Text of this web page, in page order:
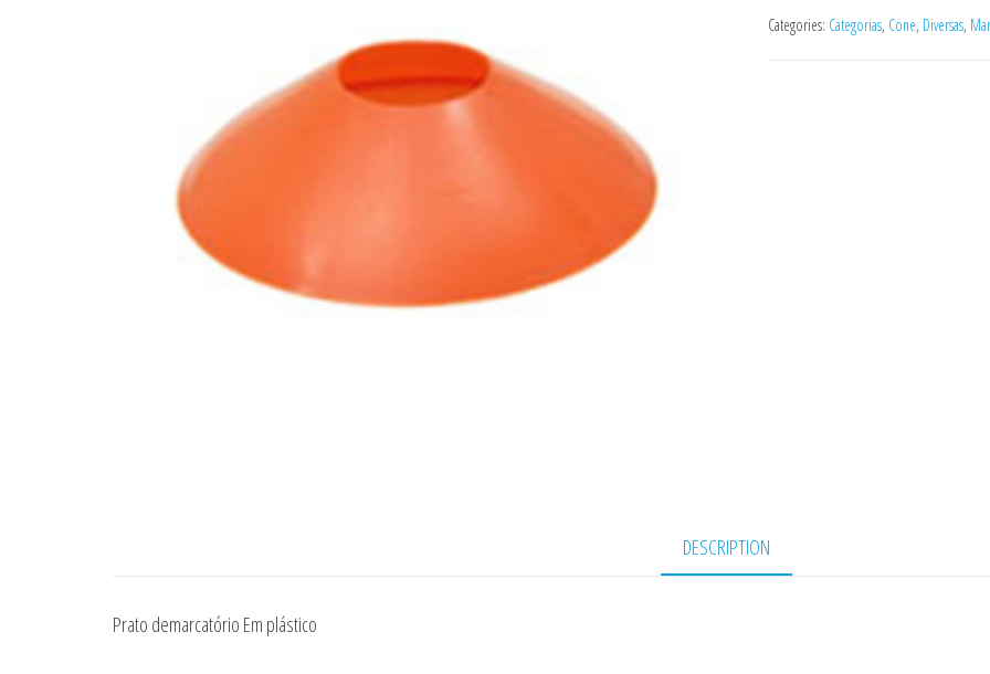
Categories: Categorias, Cone, Diversas,
DESCRIPTION
Prato demarcatório Em plástico